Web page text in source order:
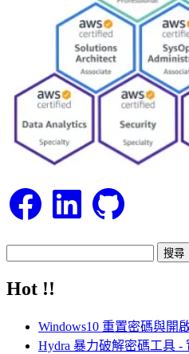
FacebookLinkedIn GitHub
關
Hot !!
Windows10 重置密碼與開
Hydra 暴力破解密碼工具 -